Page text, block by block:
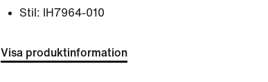
Stil:
IH7964-010
Visa produktinformation